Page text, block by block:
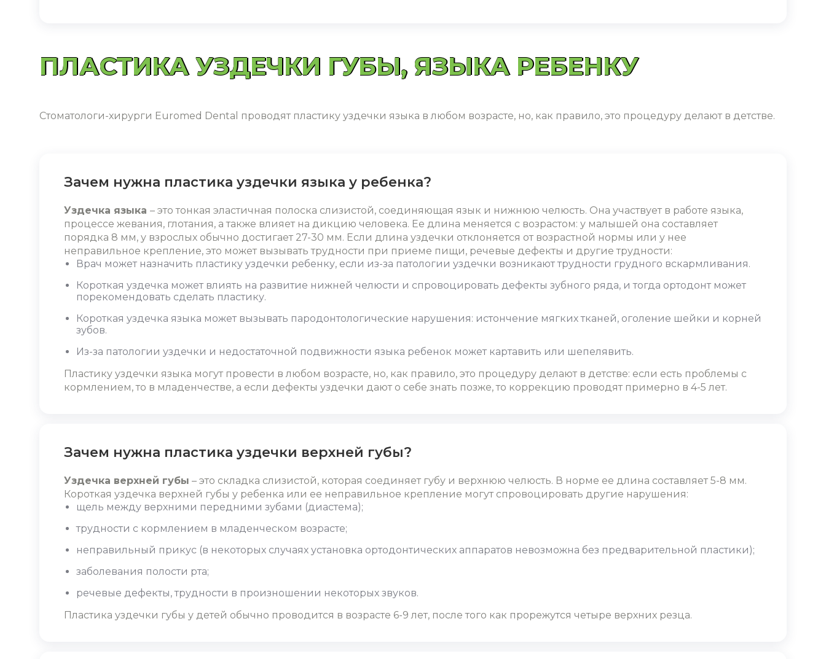
ПЛАСТИКА УЗДЕЧКИ ГУБЫ, ЯЗЫКА РЕБЕНКУ
Стоматологи-хирурги Euromed Dental проводят пластику уздечки языка в любом возрасте, но, как правило, это процедуру делают в детстве.
Зачем нужна пластика уздечки языка у ребенка?
Уздечка языка – это тонкая эластичная полоска слизистой, соединяющая язык и нижнюю челюсть. Она участвует в работе языка,
процессе жевания, глотания, а также влияет на дикцию человека. Ее длина меняется с возрастом: у малышей она составляет
порядка 8 мм, у взрослых обычно достигает 27-30 мм. Если длина уздечки отклоняется от возрастной нормы или у нее
неправильное крепление, это может вызывать трудности при приеме пищи, речевые дефекты и другие трудности:
Врач может назначить пластику уздечки ребенку, если из-за патологии уздечки возникают трудности грудного вскармливания.
Короткая уздечка может влиять на развитие нижней челюсти и спровоцировать дефекты зубного ряда, и тогда ортодонт может
порекомендовать сделать пластику.
Короткая уздечка языка может вызывать пародонтологические нарушения: истончение мягких тканей, оголение шейки и корней
зубов.
Из-за патологии уздечки и недостаточной подвижности языка ребенок может картавить или шепелявить.
Пластику уздечки языка могут провести в любом возрасте, но, как правило, это процедуру делают в детстве: если есть проблемы с
кормлением, то в младенчестве, а если дефекты уздечки дают о себе знать позже, то коррекцию проводят примерно в 4-5 лет.
Зачем нужна пластика уздечки верхней губы?
Уздечка верхней губы – это складка слизистой, которая соединяет губу и верхнюю челюсть. В норме ее длина составляет 5-8 мм.
Короткая уздечка верхней губы у ребенка или ее неправильное крепление могут спровоцировать другие нарушения:
щель между верхними передними зубами (диастема);
трудности с кормлением в младенческом возрасте;
неправильный прикус (в некоторых случаях установка ортодонтических аппаратов невозможна без предварительной пластики);
заболевания полости рта;
речевые дефекты, трудности в произношении некоторых звуков.
Пластика уздечки губы у детей обычно проводится в возрасте 6-9 лет, после того как прорежутся четыре верхних резца.